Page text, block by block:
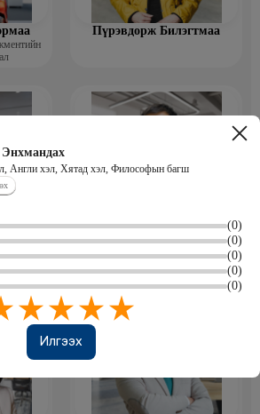
Англи хэл, Хятад хэл, Философын багш
(0)
(0)
(0)
(0)
(0)
Илгээх
Пүрэвдорж Билэгтмаа
Өлзийсайхан Золбаяр
Эрдэнэт үйлдвэрийн хүний нөөцийн
тэргүүлэх мэргэжилтэн